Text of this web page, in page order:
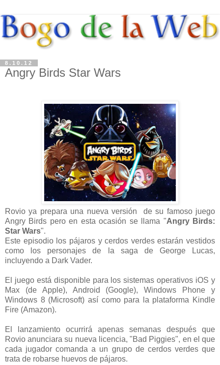
8.10.12
Angry Birds Star Wars
Rovio ya prepara una nueva versión de su famoso juego
Angry Birds pero en esta ocasión se llama "Angry Birds:
Star Wars".
Este episodio los pájaros y cerdos verdes estarán vestidos
como los personajes de la saga de George Lucas,
incluyendo a Dark Vader.
El juego está disponible para los sistemas operativos iOS y
Max (de Apple), Android (Google), Windows Phone y
Windows 8 (Microsoft) así como para la plataforma Kindle
Fire (Amazon).
El lanzamiento ocurrirá apenas semanas después que
Rovio anunciara su nueva licencia, "Bad Piggies", en el que
cada jugador comanda a un grupo de cerdos verdes que
trata de robarse huevos de pájaros.